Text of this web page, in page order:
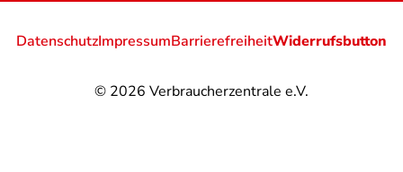
© 2026 Verbraucherzentrale e.V.
DatenschutzImpressumBarrierefreiheitWiderrufsbutton